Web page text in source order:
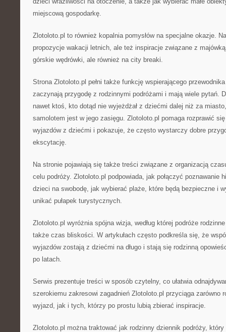
miejscową gospodarkę.
Zlotoloto.pl to również kopalnia pomysłów na specjalne okazje.
propozycje wakacji letnich, ale też inspiracje związane z
górskie wędrówki, ale również na city breaki.
Strona Zlotoloto.pl pełni także funkcję wspierającego
zaczynają przygodę z rodzinnymi podróżami i mają wiele pytań.
nawet ktoś, kto dotąd nie wyjeżdżał z dziećmi dalej niż za
samolotem jest w jego zasięgu. Zlotoloto.pl pomaga rozprawić
wyjazdów z dziećmi i pokazuje, że często wystarczy dobre
ekscytację.
Na stronie pojawiają się także treści związane z organizacją
celu podróży. Zlotoloto.pl podpowiada, jak połączyć poznawanie
dzieci na swobodę, jak wybierać plaże, które będą bezpieczne i
unikać pułapek turystycznych.
Zlotoloto.pl wyróżnia spójna wizja, według której podróże
także czas bliskości. W artykułach często podkreśla się, że
wyjazdów zostają z dziećmi na długo i stają się rodzinną
po latach.
Serwis prezentuje treści w sposób czytelny, co ułatwia
szerokiemu zakresowi zagadnień Zlotoloto.pl przyciąga zarówno
wyjazd, jak i tych, którzy po prostu lubią zbierać inspiracje.
Zlotoloto.pl można traktować jak rodzinny dziennik podróży,